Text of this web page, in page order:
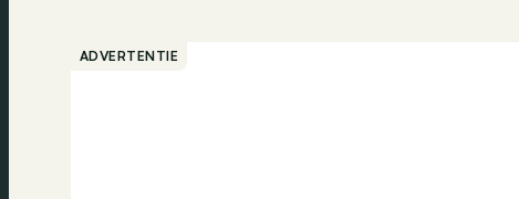
ADVERTENTIE